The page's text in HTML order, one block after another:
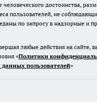
человеческого достоинства,
пользователей, не
по запросу в надзорные и
любые действия на сайте,
«Политики
пользователей»